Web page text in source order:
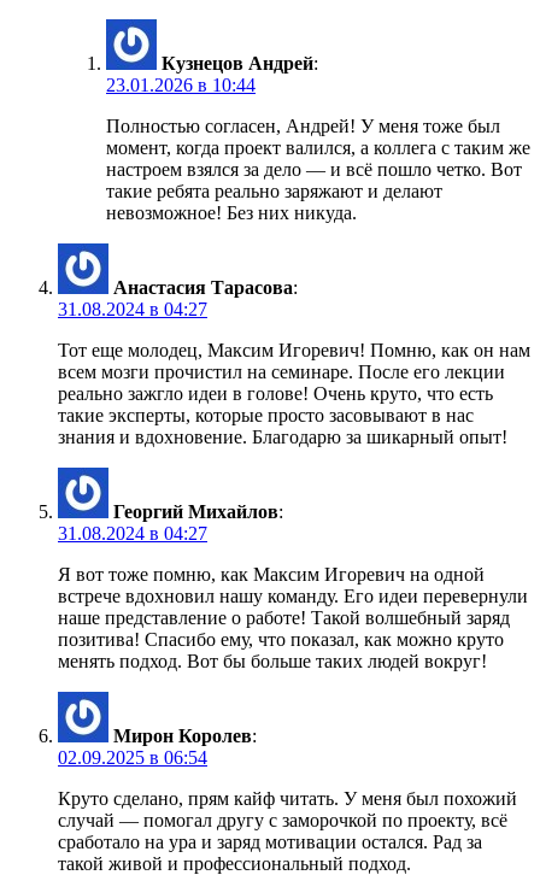
Кузнецов Андрей:
23.01.2026 в 10:44
Полностью согласен, Андрей! У меня тоже был
момент, когда проект валился, а коллега с таким же
настроем взялся за дело — и всё пошло четко. Вот
такие ребята реально заряжают и делают
невозможное! Без них никуда.
Анастасия Тарасова:
31.08.2024 в 04:27
Тот еще молодец, Максим Игоревич! Помню, как он нам
всем мозги прочистил на семинаре. После его лекции
реально зажгло идеи в голове! Очень круто, что есть
такие эксперты, которые просто засовывают в нас
знания и вдохновение. Благодарю за шикарный опыт!
Георгий Михайлов:
31.08.2024 в 04:27
Я вот тоже помню, как Максим Игоревич на одной
встрече вдохновил нашу команду. Его идеи перевернули
наше представление о работе! Такой волшебный заряд
позитива! Спасибо ему, что показал, как можно круто
менять подход. Вот бы больше таких людей вокруг!
Мирон Королев:
02.09.2025 в 06:54
Круто сделано, прям кайф читать. У меня был похожий
случай — помогал другу с заморочкой по проекту, всё
сработало на ура и заряд мотивации остался. Рад за
такой живой и профессиональный подход.